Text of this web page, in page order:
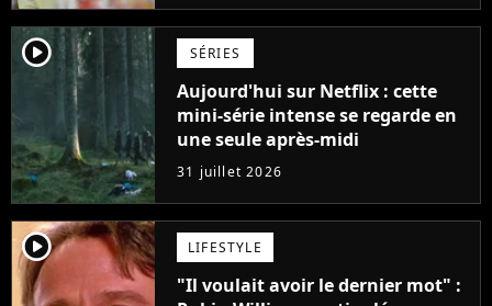
player2 SÉRIES
Aujourd'hui sur Netflix : cette
mini-série intense se regarde en
une seule après-midi
31 juillet 2026
player2 LIFESTYLE
"Il voulait avoir le dernier mot" :